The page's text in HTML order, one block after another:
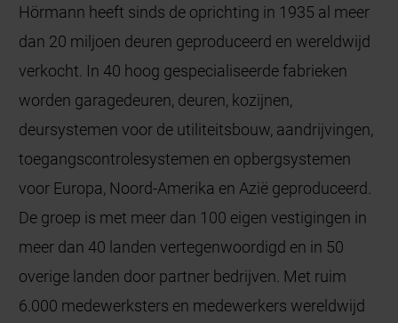
Hörmann heeft sinds de oprichting in 1935 al meer
dan 20 miljoen deuren geproduceerd en wereldwijd
verkocht. In 40 hoog gespecialiseerde fabrieken
worden garagedeuren, deuren, kozijnen,
deursystemen voor de utiliteitsbouw, aandrijvingen,
toegangscontrolesystemen en opbergsystemen
voor Europa, Noord-Amerika en Azië geproduceerd.
De groep is met meer dan 100 eigen vestigingen in
meer dan 40 landen vertegenwoordigd en in 50
overige landen door partner bedrijven. Met ruim
6.000 medewerksters en medewerkers wereldwijd